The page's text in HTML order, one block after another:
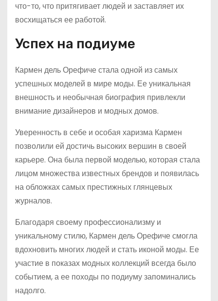
что-то, что притягивает людей и заставляет их
восхищаться ее работой.
Успех на подиуме
Кармен дель Орефиче стала одной из самых
успешных моделей в мире моды. Ее уникальная
внешность и необычная биография привлекли
внимание дизайнеров и модных домов.
Уверенность в себе и особая харизма Кармен
позволили ей достичь высоких вершин в своей
карьере. Она была первой моделью, которая стала
лицом множества известных брендов и появилась
на обложках самых престижных глянцевых
журналов.
Благодаря своему профессионализму и
уникальному стилю, Кармен дель Орефиче смогла
вдохновить многих людей и стать иконой моды. Ее
участие в показах модных коллекций всегда было
событием, а ее походы по подиуму запоминались
надолго.